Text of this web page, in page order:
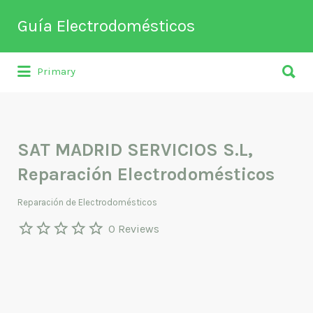
Guía Electrodomésticos
Directorio de empresas relacionadas
Buscar
por:
Primary
por:
SAT MADRID SERVICIOS S.L,
Reparación Electrodomésticos
Reparación de Electrodomésticos
0 Reviews